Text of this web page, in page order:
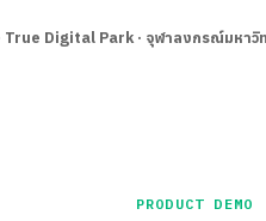
True Digital Park · จุฬาลงกรณ์มห
PRODUCT DEMO